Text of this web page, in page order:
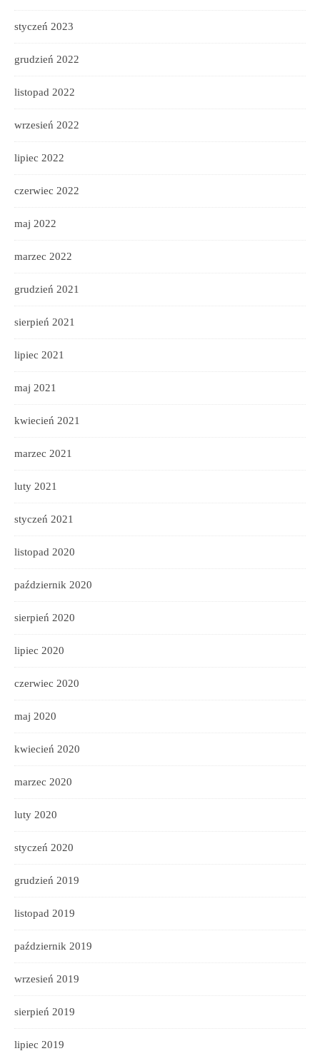
styczeń 2023
grudzień 2022
listopad 2022
wrzesień 2022
lipiec 2022
czerwiec 2022
maj 2022
marzec 2022
grudzień 2021
sierpień 2021
lipiec 2021
maj 2021
kwiecień 2021
marzec 2021
luty 2021
styczeń 2021
listopad 2020
październik 2020
sierpień 2020
lipiec 2020
czerwiec 2020
maj 2020
kwiecień 2020
marzec 2020
luty 2020
styczeń 2020
grudzień 2019
listopad 2019
październik 2019
wrzesień 2019
sierpień 2019
lipiec 2019